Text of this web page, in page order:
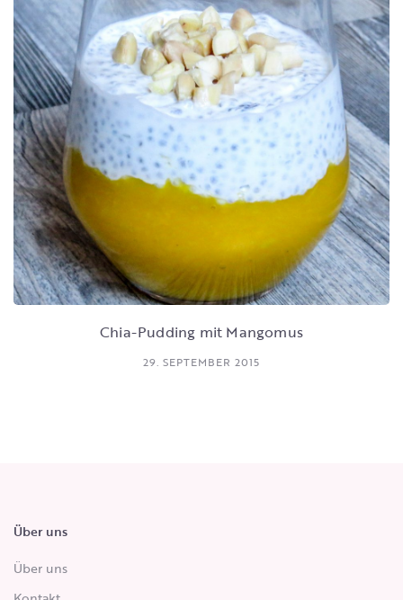
Chia-Pudding mit Mangomus
29. SEPTEMBER 2015
Über uns
Über uns